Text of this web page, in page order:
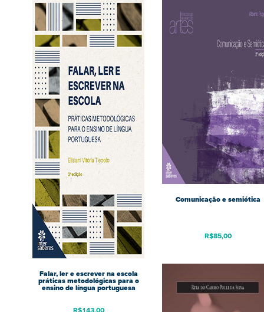
Falar, ler e escrever na escola
práticas metodológicas para o
ensino de língua portuguesa
Comunicação e semiótica
R$85,00